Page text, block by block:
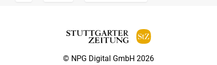
© NPG Digital GmbH 2026